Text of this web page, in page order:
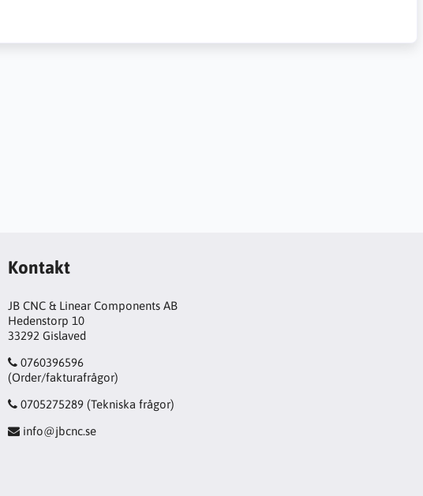
Kontakt
JB CNC & Linear Components AB
Hedenstorp 10
33292 Gislaved
0760396596
(Order/fakturafrågor)
0705275289 (Tekniska frågor)
info@jbcnc.se